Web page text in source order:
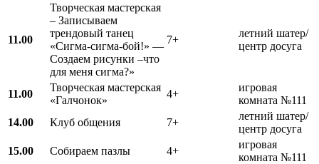
11.00
Творческая мастерская
– Записываем
трендовый танец
«Сигма-сигма-бой!» —
Создаем рисунки –что
для меня сигма?»
7+
летний шатер/
центр досуга
11.00
Творческая мастерская
«Галчонок»
4+
игровая
комната №111
14.00
Клуб общения 7+
летний шатер/
центр досуга
15.00
Собираем пазлы 4+
игровая
комната №111